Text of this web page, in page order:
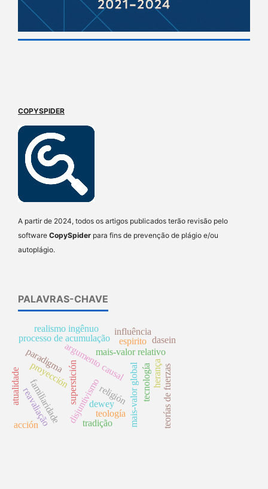
COPYSPIDER
A partir de 2024, todos os artigos publicados terão revisão pelo
software CopySpider para fins de prevenção de plágio e/ou
autoplágio.
PALAVRAS-CHAVE
argumento causal
superstición
proyección
processo de acumulação
mais-valor global
mais-valor relativo
disjuntivismoreligión
realismo ingênuo
tecnología
dewey
teología
espirito
influência
familiaridade
dasein
herança
reavaliação tradição teorías de fuerzas
acción
atualidade
paradigma